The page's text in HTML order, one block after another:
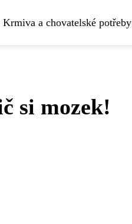
Krmiva a chovatelské potřeby
si mozek!